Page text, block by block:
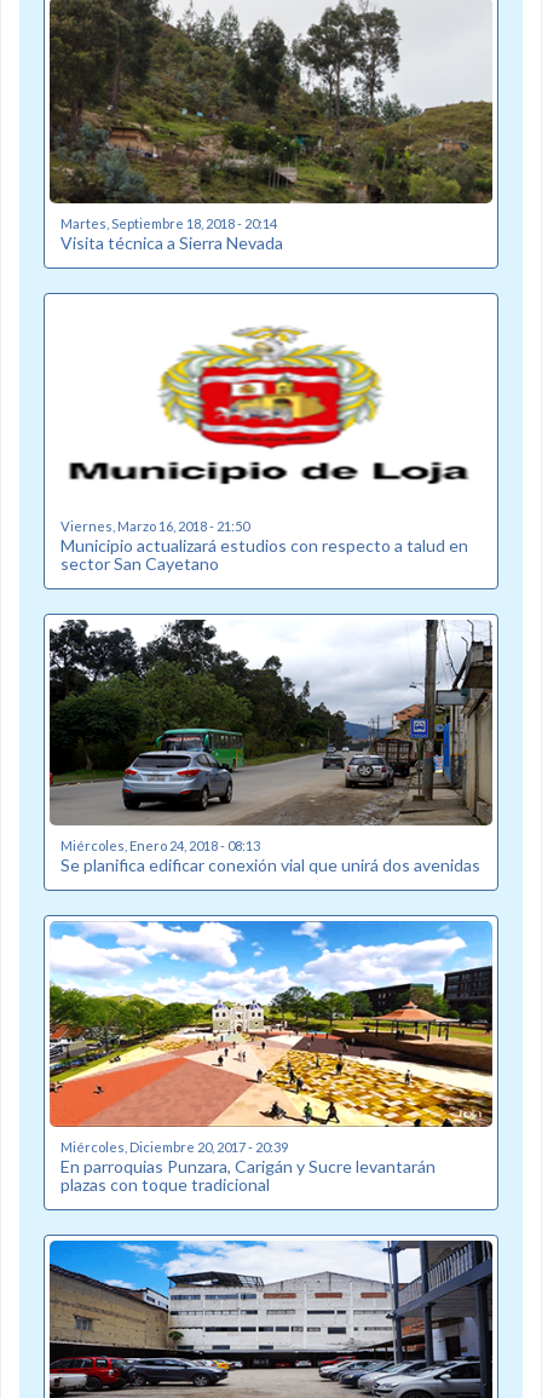
Martes, Septiembre 18, 2018 - 20:14
Visita técnica a Sierra Nevada
Viernes, Marzo 16, 2018 - 21:50
Municipio actualizará estudios con respecto a talud en
sector San Cayetano
Miércoles, Enero 24, 2018 - 08:13
Se planifica edificar conexión vial que unirá dos avenidas
Miércoles, Diciembre 20, 2017 - 20:39
En parroquias Punzara, Carigán y Sucre levantarán
plazas con toque tradicional